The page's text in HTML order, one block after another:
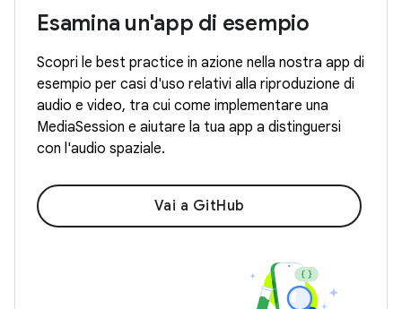
Esamina un'app di esempio
Scopri le best practice in azione nella nostra app di
esempio per casi d'uso relativi alla riproduzione di
audio e video, tra cui come implementare una
MediaSession e aiutare la tua app a distinguersi
con l'audio spaziale.
Vai a GitHub